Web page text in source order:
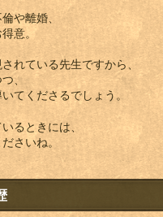
や離婚、
意。
れている先生ですから、
、
てくださるでしょう。
るときには、
さいね。